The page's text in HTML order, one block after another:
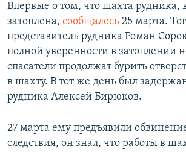
Впервые о том, что шахта рудника,
затоплена, сообщалось 25 марта.
представитель рудника Роман
полной уверенности в затоплении
спасатели продолжат бурить
в шахту. В тот же день был
рудника Алексей Бирюков.
27 марта ему предъявили
следствия, он знал, что работы в